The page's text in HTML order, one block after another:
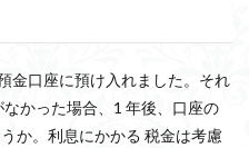
金口座に預け入れました。それ
かった場合、1 年後、口座の
か。利息にかかる 税金は考慮